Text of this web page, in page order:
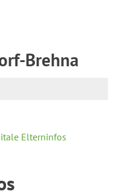
Brehna
Elterninfos